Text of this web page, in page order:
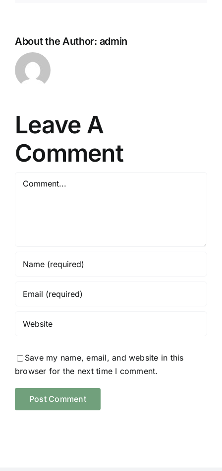
About the Author: admin
Leave A
Comment
Comment
Save my name, email, and website in this
browser for the next time I comment.